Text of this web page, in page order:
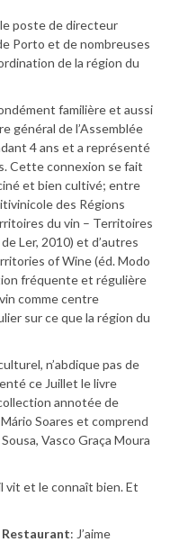
le poste de directeur
Porto et de nombreuses
de la région du
familière et aussi
général de l’Assemblée
4 ans et a représenté
Cette connexion se fait
et bien cultivé; entre
des Régions
du vin – Territoires
Ler, 2010) et d’autres
of Wine (éd. Modo
fréquente et régulière
comme centre
sur ce que la région du
n’abdique pas de
ce Juillet le livre
annotée de
Soares et comprend
Vasco Graça Moura
vit et le connaît bien. Et
Restaurant: J’aime